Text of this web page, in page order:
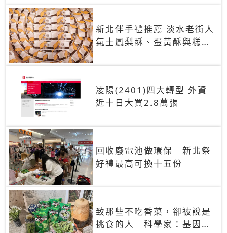
30年
新北伴手禮推薦 淡水老街人
氣土鳳梨酥、蛋黃酥與糕餅
凌陽(2401)四大轉型 外資
近十日大買2.8萬張
回收廢電池做環保 新北祭
好禮最高可換十五份
致那些不吃香菜，卻被說是
挑食的人 科學家：基因決